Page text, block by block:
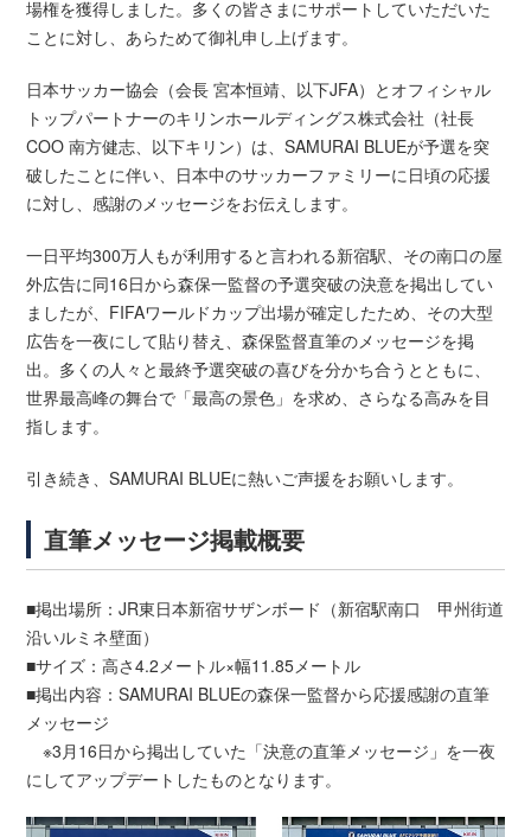
場権を獲得しました。多くの皆さまにサポートしていただいた
ことに対し、あらためて御礼申し上げます。
日本サッカー協会（会長 宮本恒靖、以下JFA）とオフィシャル
トップパートナーのキリンホールディングス株式会社（社長
COO 南方健志、以下キリン）は、SAMURAI BLUEが予選を突
破したことに伴い、日本中のサッカーファミリーに日頃の応援
に対し、感謝のメッセージをお伝えします。
一日平均300万人もが利用すると言われる新宿駅、その南口の屋
外広告に同16日から森保一監督の予選突破の決意を掲出してい
ましたが、FIFAワールドカップ出場が確定したため、その大型
広告を一夜にして貼り替え、森保監督直筆のメッセージを掲
出。多くの人々と最終予選突破の喜びを分かち合うとともに、
世界最高峰の舞台で「最高の景色」を求め、さらなる高みを目
指します。
引き続き、SAMURAI BLUEに熱いご声援をお願いします。
直筆メッセージ掲載概要
■掲出場所：JR東日本新宿サザンボード（新宿駅南口 甲州街道
沿いルミネ壁面）
■サイズ：高さ4.2メートル×幅11.85メートル
■掲出内容：SAMURAI BLUEの森保一監督から応援感謝の直筆
メッセージ
※3月16日から掲出していた「決意の直筆メッセージ」を一夜
にしてアップデートしたものとなります。